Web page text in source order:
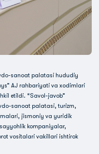
sanoat palatasi hududiy
AJ rahbariyati va xodimlari
etildi. “Savol-javob”
sanoat palatasi, turizm,
jismoniy va yuridik
kompaniyalar,
vositalari vakillari ishtirok